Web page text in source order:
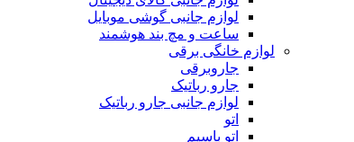
لوازم جانبی گوشی موبایل
ساعت و مچ بند هوشمند
لوازم خانگی برقی
جاروبرقی
جارو رباتیک
لوازم جانبی جارو رباتیک
اتو
اتو باسیم